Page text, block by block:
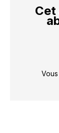
Cet